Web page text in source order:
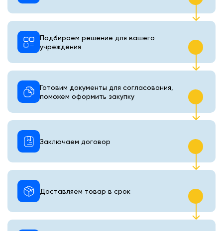
Подбираем решение для вашего
учреждения
Готовим документы для согласования,
поможем оформить закупку
Доставляем товар в срок
Заключаем договор